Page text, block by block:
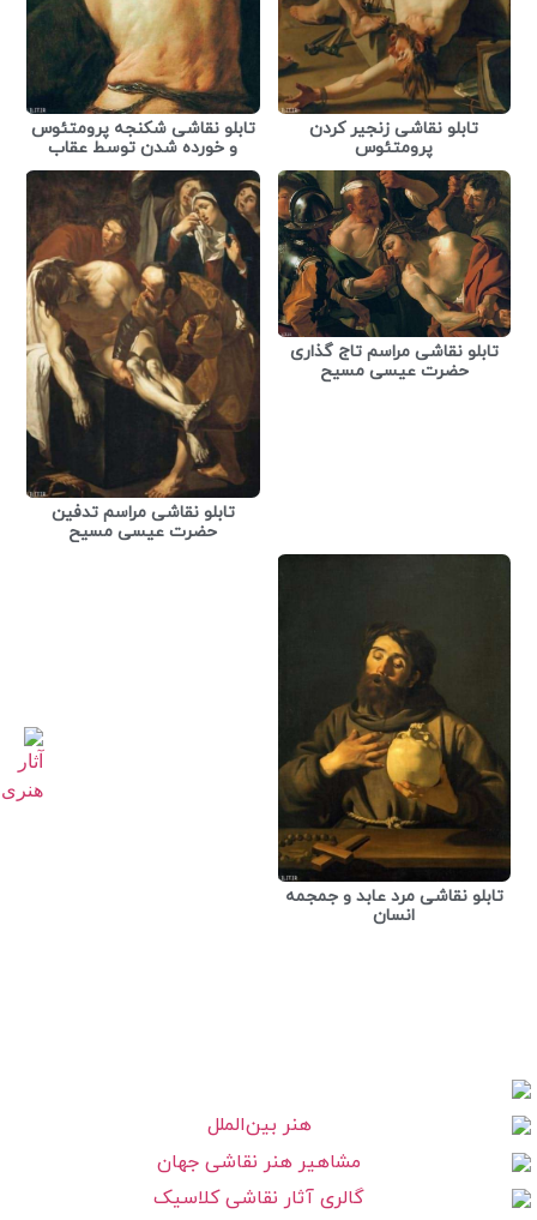
تابلو نقاشی زنجیر کردن
پرومتئوس
تابلو نقاشی شکنجه پرومتئوس
و خورده شدن توسط عقاب
تابلو نقاشی مراسم تاج گذاری
حضرت عیسی مسیح
تابلو نقاشی مراسم تدفین
حضرت عیسی مسیح
تابلو نقاشی مرد عابد و جمجمه
انسان